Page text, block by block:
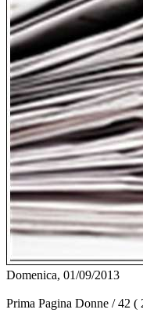
Domenica, 01/09/2013
Prima Pagina Donne / 42 (